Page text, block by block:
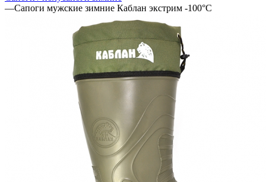
—Сапоги мужские зимние Каблан экстрим -100°С